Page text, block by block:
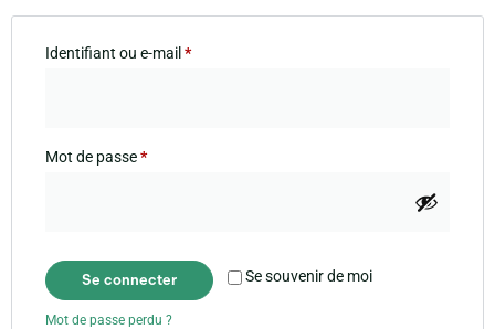
Identifiant ou e-mail *
Mot de passe*
Se souvenir de moi
Se connecter
Mot de passe perdu ?